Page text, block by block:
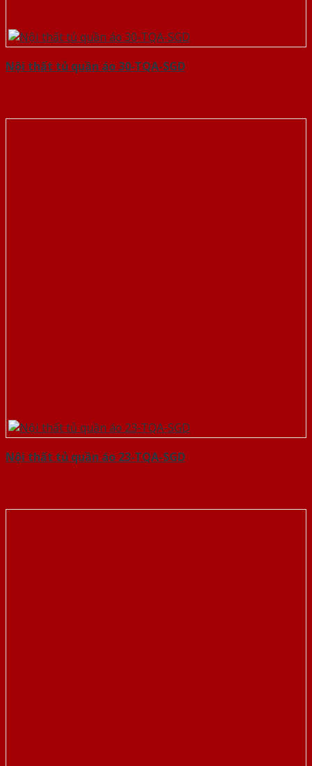
Nội thất tủ quần áo 30-TQA-SGD
Nội thất tủ quần áo 23-TQA-SGD